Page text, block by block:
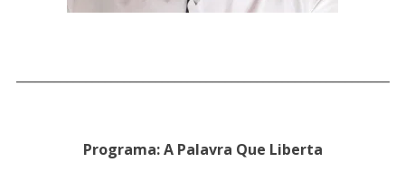
Programa: A Palavra Que Liberta